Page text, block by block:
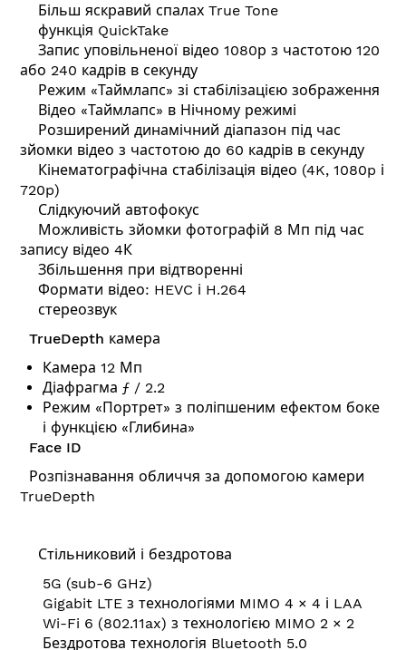
Більш яскравий спалах True Tone
функція QuickTake
Запис уповільненої відео 1080р з частотою 120
або 240 кадрів в секунду
Режим «Таймлапс» зі стабілізацією зображення
Відео «Таймлапс» в Нічному режимі
Розширений динамічний діапазон під час
зйомки відео з частотою до 60 кадрів в секунду
Кінематографічна стабілізація відео (4K, 1080p і
720p)
Слідкуючий автофокус
Можливість зйомки фотографій 8 Мп під час
запису відео 4К
Збільшення при відтворенні
Формати відео: HEVC і H.264
стереозвук
TrueDepth камера
Камера 12 Мп
Діафрагма ƒ / 2.2
Режим «Портрет» з поліпшеним ефектом боке
і функцією «Глибина»
Face ID
Розпізнавання обличчя за допомогою камери
TrueDepth
Стільниковий і бездротова
5G (sub-6 GHz)
Gigabit LTE з технологіями MIMO 4 × 4 і LAA
Wi-Fi 6 (802.11ax) з технологією MIMO 2 × 2
Бездротова технологія Bluetooth 5.0